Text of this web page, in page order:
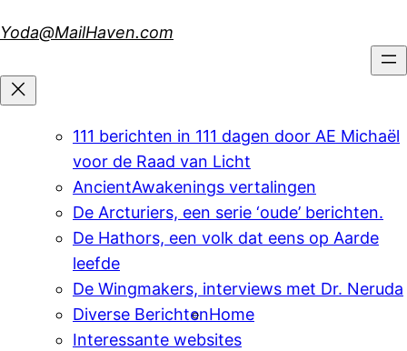
to
Yoda@MailHaven.com
111 berichten in 111 dagen door AE Michaël
voor de Raad van Licht
AncientAwakenings vertalingen
De Arcturiers, een serie ‘oude’ berichten.
De Hathors, een volk dat eens op Aarde
leefde
De Wingmakers, interviews met Dr. Neruda
Diverse BerichtenHome
Interessante websites